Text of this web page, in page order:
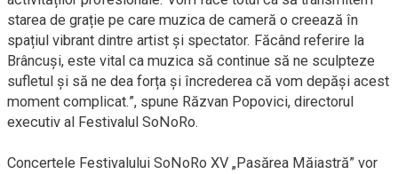
starea de grație pe care muzica de cameră o creează în
spațiul vibrant dintre artist și spectator. Făcând referire la
Brâncuși, este vital ca muzica să continue să ne sculpteze
sufletul și să ne dea forța și încrederea că vom depăși acest
moment complicat.”, spune Răzvan Popovici, directorul
executiv al Festivalul SoNoRo.
Concertele Festivalului SoNoRo XV „Pasărea Măiastră” vor